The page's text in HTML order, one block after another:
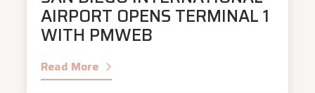
AIRPORT OPENS TERMINAL 1
WITH PMWEB
Read More